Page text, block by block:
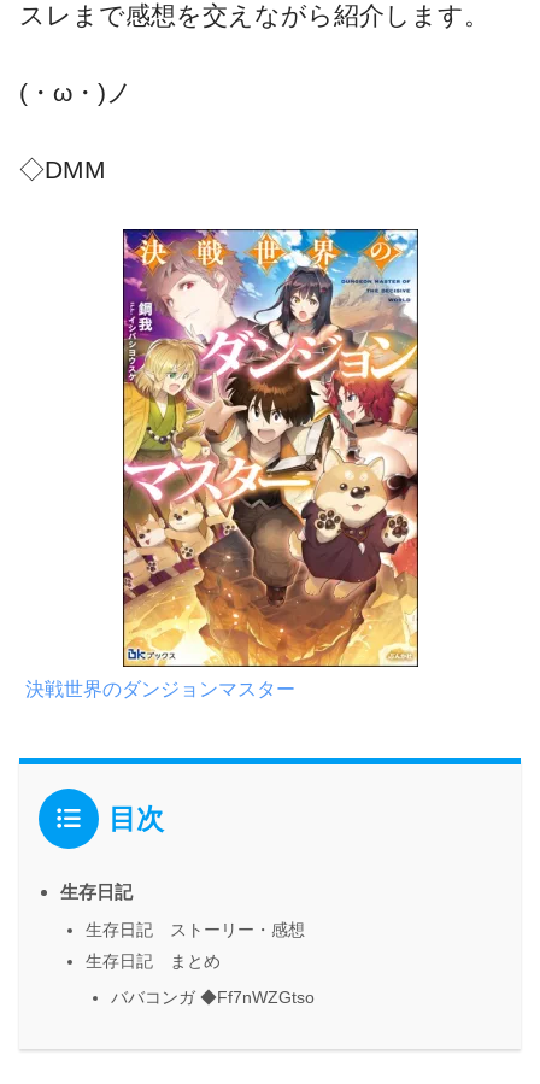
スレまで感想を交えながら紹介します。
(・ω・)ノ
◇DMM
決戦世界のダンジョンマスター
目次
生存日記
生存日記 ストーリー・感想
生存日記 まとめ
ババコンガ ◆Ff7nWZGtso